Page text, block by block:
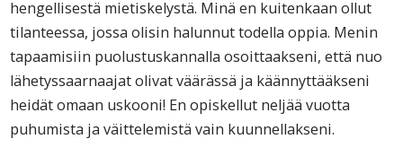
hengellisestä mietiskelystä. Minä en kuitenkaan ollut
tilanteessa, jossa olisin halunnut todella oppia. Menin
tapaamisiin puolustuskannalla osoittaakseni, että nuo
lähetyssaarnaajat olivat väärässä ja käännyttääkseni
heidät omaan uskooni! En opiskellut neljää vuotta
puhumista ja väittelemistä vain kuunnellakseni.